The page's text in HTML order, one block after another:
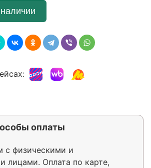
оплаты
с физическими и
лицами. Оплата по карте,